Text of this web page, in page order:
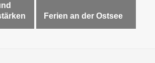
Ferien an der Ostsee